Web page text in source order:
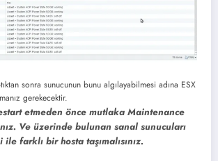
sonra sunucunun bunu algılayabilmesi adına ESX
gerekecektir.
etmeden önce mutlaka Maintenance
Ve üzerinde bulunan sanal sunucuları
farklı bir hosta taşımalısınız.